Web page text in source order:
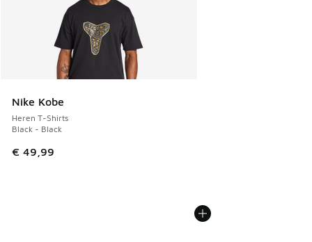
Nike Kobe
Heren T-Shirts
Black - Black
€ 49,99